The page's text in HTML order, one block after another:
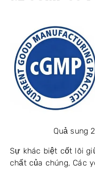
Quả sung
Sự khác biệt cốt lõi
chất của chúng, Các